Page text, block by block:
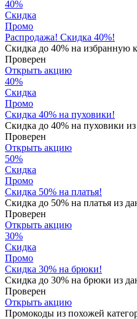
40%
Скидка
Промо
Распродажа! Скидка 40%!
Скидка до 40% на избранную
Проверен
Открыть акцию
40%
Скидка
Промо
Скидка 40% на пуховики!
Скидка до 40% на пуховики
Проверен
Открыть акцию
50%
Скидка
Промо
Скидка 50% на платья!
Скидка до 50% на платья из
Проверен
Открыть акцию
30%
Скидка
Промо
Скидка 30% на брюки!
Скидка до 30% на брюки из
Проверен
Открыть акцию
Промокоды из похожей